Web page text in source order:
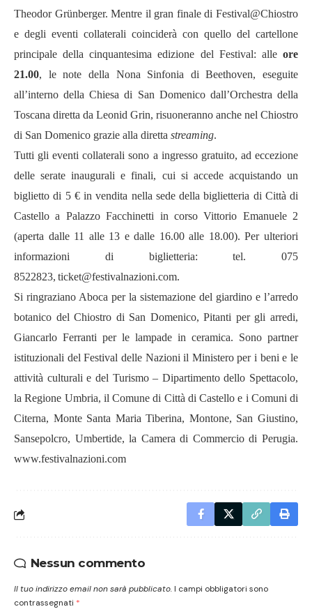
Theodor Grünberger. Mentre il gran finale di Festival@Chiostro
e degli eventi collaterali coinciderà con quello del cartellone
principale della cinquantesima edizione del Festival: alleore
21.00, le note della Nona Sinfonia di Beethoven, eseguite
all’interno della Chiesa di San Domenico dall’Orchestra della
Toscana diretta da Leonid Grin, risuoneranno anche nel Chiostro
di San Domenico grazie alla diretta streaming.
Tutti gli eventi collaterali sono a ingresso gratuito, ad eccezione
delle serate inaugurali e finali, cui si accede acquistando un
biglietto di 5 € in vendita nella sede della biglietteria di Città di
Castello a Palazzo Facchinetti in corso Vittorio Emanuele 2
(aperta dalle 11 alle 13 e dalle 16.00 alle 18.00). Per ulteriori
informazioni di biglietteria: tel. 075
8522823, ticket@festivalnazioni.com.
Si ringraziano Aboca per la sistemazione del giardino e l’arredo
botanico del Chiostro di San Domenico, Pitanti per gli arredi,
Giancarlo Ferranti per le lampade in ceramica. Sono partner
istituzionali del Festival delle Nazioni il Ministero per i beni e le
attività culturali e del Turismo – Dipartimento dello Spettacolo,
la Regione Umbria, il Comune di Città di Castello e i Comuni di
Citerna, Monte Santa Maria Tiberina, Montone, San Giustino,
Sansepolcro, Umbertide, la Camera di Commercio di Perugia.
www.festivalnazioni.com
Nessun commento
Il tuo indirizzo email non sarà pubblicato. I campi obbligatori sono
contrassegnati *